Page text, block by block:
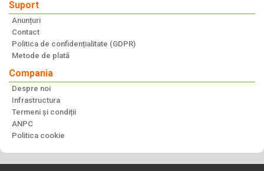
Suport
Anunțuri
Contact
Politica de confidențialitate (GDPR)
Metode de plată
Compania
Despre noi
Infrastructura
Termeni și condiții
ANPC
Politica cookie